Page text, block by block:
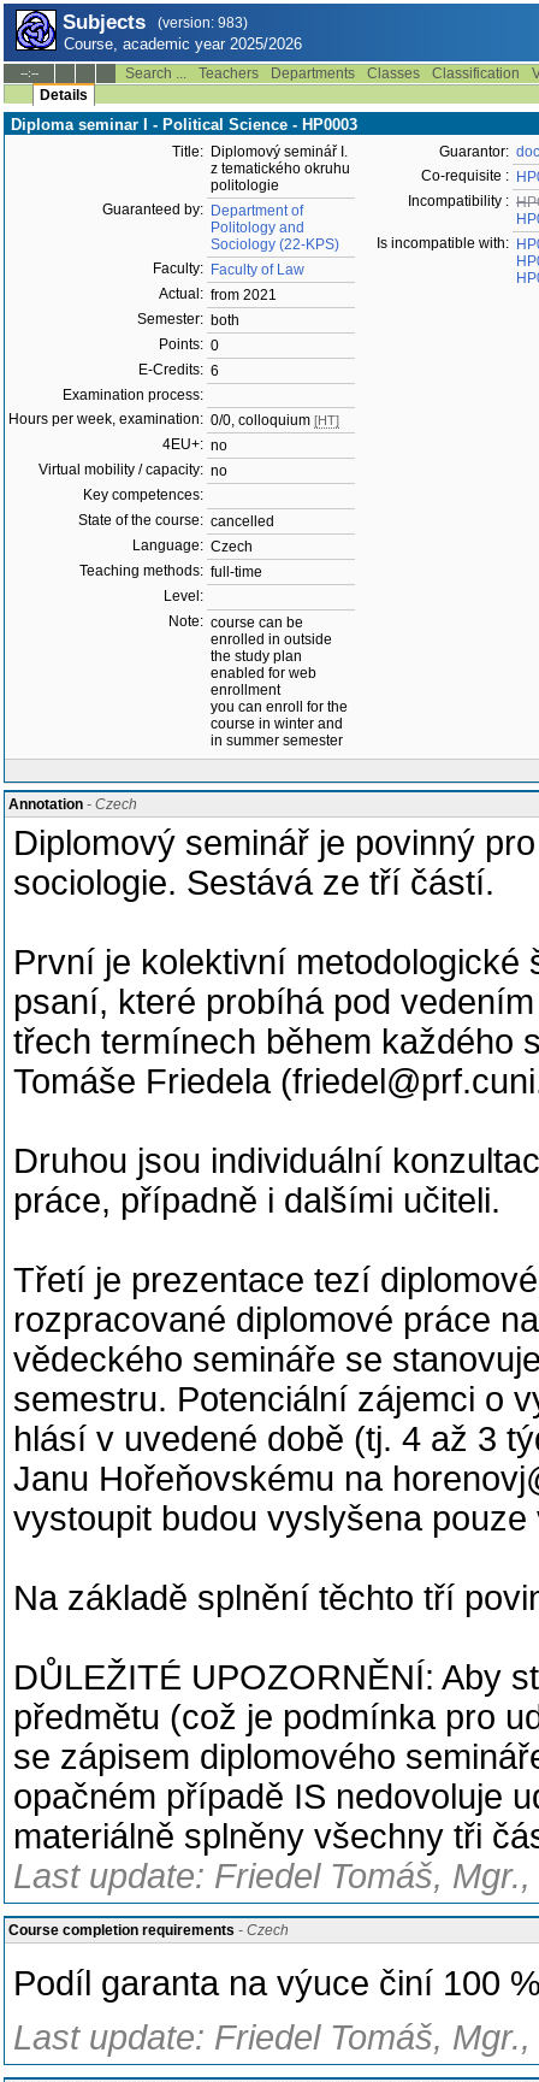
Subjects (version: 983)
Course, academic year 2025/2026
--:-- Search ... Teachers Departments Classes Classification
Details
Diploma seminar I - Political Science - HP0003
Title: Diplomový seminář I.
z tematického okruhu
politologie
Guaranteed by: Department of
Politology and
Sociology (22-KPS)
Faculty: Faculty of Law
Actual: from 2021
Semester: both
Points: 0
E-Credits: 6
Examination process:
Hours per week, examination: 0/0, colloquium [HT]
4EU+: no
Virtual mobility / capacity: no
Key competences:
State of the course: cancelled
Language: Czech
Teaching methods: full-time
Level:
Note: course can be
enrolled in outside
the study plan
enabled for web
enrollment
you can enroll for the
course in winter and
in summer semester
Guarantor:
Co-requisite :
Incompatibility :
Is incompatible with:
Annotation - Czech
Diplomový seminář je povinný
sociologie. Sestává ze tří částí.
První je kolektivní
psaní, které probíhá pod
třech termínech během každého
Tomáše Friedela
Druhou jsou individuální
práce, případně i dalšími učiteli.
Třetí je prezentace tezí
rozpracované diplomové práce
vědeckého semináře se
semestru. Potenciální zájemci o
hlásí v uvedené době (tj. 4 až 3
Janu Hořeňovskému na
vystoupit budou vyslyšena
Na základě splnění těchto tří
DŮLEŽITÉ UPOZORNĚNÍ: Aby
předmětu (což je podmínka pro
se zápisem diplomového
opačném případě IS nedovoluje
materiálně splněny všechny tři
Last update: Friedel Tomáš,
Course completion requirements - Czech
Podíl garanta na výuce činí 100
Last update: Friedel Tomáš,